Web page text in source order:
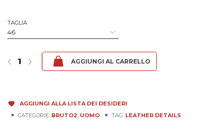
TAGLIA
Bruto2 - Fibula fucile quantità
›
‹ AGGIUNGI AL CARRELLO
AGGIUNGI ALLA LISTA DEI DESIDERI
CATEGORIE: BRUTO2, UOMO TAG: LEATHER DETAILS